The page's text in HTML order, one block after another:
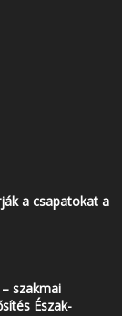
a csapatokat a
szakmai
Észak-